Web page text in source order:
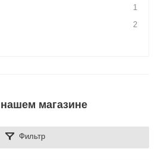
1
2
магазине
Фильтр